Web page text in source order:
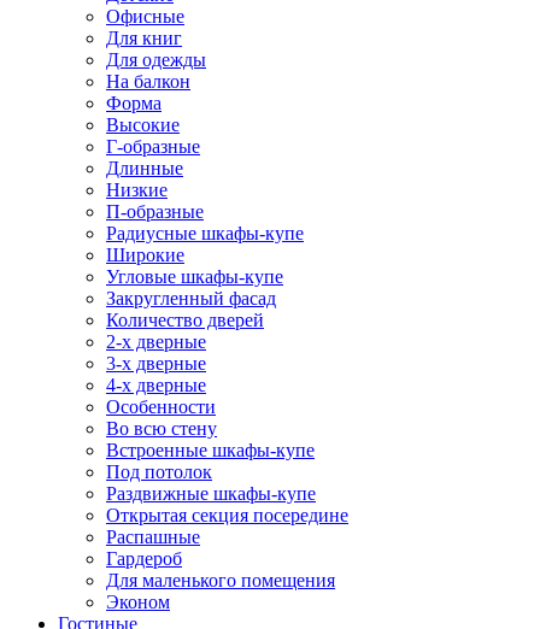
Офисные
Для книг
Для одежды
На балкон
Форма
Высокие
Г-образные
Длинные
Низкие
П-образные
Радиусные шкафы-купе
Широкие
Угловые шкафы-купе
Закругленный фасад
Количество дверей
2-х дверные
3-х дверные
4-х дверные
Особенности
Во всю стену
Встроенные шкафы-купе
Под потолок
Раздвижные шкафы-купе
Открытая секция посередине
Распашные
Гардероб
Для маленького помещения
Эконом
Гостиные